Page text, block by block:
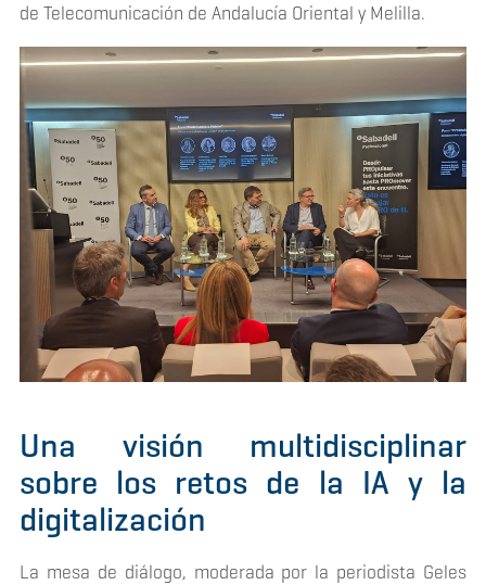
de Telecomunicación de Andalucía Oriental y Melilla.
Una visión multidisciplinar
sobre los retos de la IA y la
digitalización
La mesa de diálogo, moderada por la periodista Geles